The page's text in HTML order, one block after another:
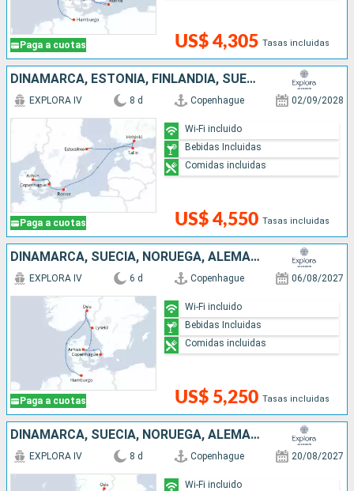
Paga a cuotas US$ 4,305 Tasas incluidas
DINAMARCA, ESTONIA, FINLANDIA, SUECIA
Paga a cuotas
EXPLORA IV 8 d Copenhague 02/09/2028
US$ 4,550 Tasas incluidas
Wi-Fi incluido
Bebidas Incluidas
Comidas incluidas
DINAMARCA, SUECIA, NORUEGA, ALEMANIA
Paga a cuotas
EXPLORA IV 6 d Copenhague 06/08/2027
US$ 5,250 Tasas incluidas
Wi-Fi incluido
Bebidas Incluidas
Comidas incluidas
DINAMARCA, SUECIA, NORUEGA, ALEMANIA, REINO UNIDO
EXPLORA IV 8 d Copenhague 20/08/2027
Wi-Fi incluido